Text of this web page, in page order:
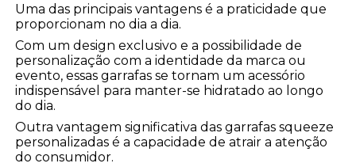
Uma das principais vantagens é a praticidade que
proporcionam no dia a dia.
Com um design exclusivo e a possibilidade de
personalização com a identidade da marca ou
evento, essas garrafas se tornam um acessório
indispensável para manter-se hidratado ao longo
do dia.
Outra vantagem significativa das garrafas squeeze
personalizadas é a capacidade de atrair a atenção
do consumidor.